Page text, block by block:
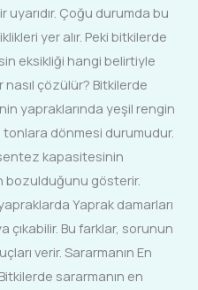
Çoğu durumda bu
yer alır. Peki bitkilerde
eksikliği hangi belirtiyle
çözülür? Bitkilerde
yapraklarında yeşil rengin
tonlara dönmesi durumudur.
kapasitesinin
bozulduğunu gösterir.
Yaprak damarları
çıkabilir. Bu farklar, sorunun
verir. Sararmanın En
sararmanın en